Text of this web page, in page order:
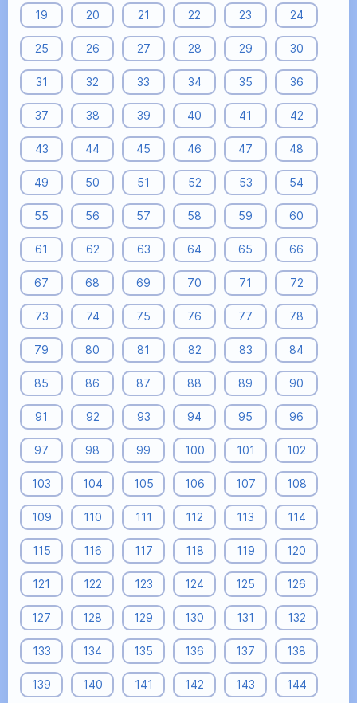
19 20 21 22 23 24
25 26 27 28 29 30
31 32 33 34 35 36
37 38 39 40 41 42
43 44 45 46 47 48
49 50 51 52 53 54
55 56 57 58 59 60
61 62 63 64 65 66
67 68 69 70 71 72
73 74 75 76 77 78
79 80 81 82 83 84
85 86 87 88 89 90
91 92 93 94 95 96
97 98 99 100 101 102
103 104 105 106 107 108
109 110 111 112 113 114
115 116 117 118 119 120
121 122 123 124 125 126
127 128 129 130 131 132
133 134 135 136 137 138
139 140 141 142 143 144